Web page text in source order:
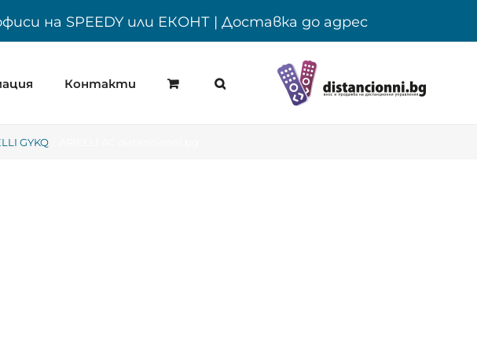
на SPEEDY или ЕКОНТ | Доставка до адрес
Контакти
GYKQ